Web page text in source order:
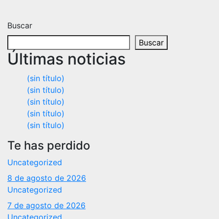
Buscar
Buscar
Últimas noticias
(sin título)
(sin título)
(sin título)
(sin título)
(sin título)
Te has perdido
Uncategorized
8 de agosto de 2026
Uncategorized
7 de agosto de 2026